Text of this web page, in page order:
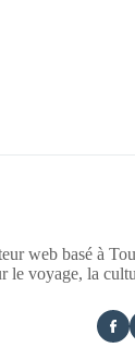
web basé à
le voyage, la